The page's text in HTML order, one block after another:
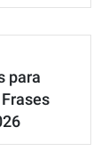
para